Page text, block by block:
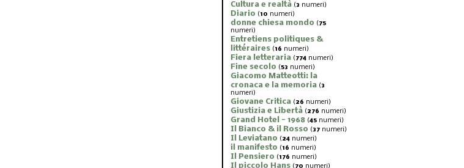
Cultura e realtà (3 numeri)
Diario (10 numeri)
donne chiesa mondo (75
numeri)
Entretiens politiques &
littéraires (16 numeri)
Fiera letteraria (774 numeri)
Fine secolo (53 numeri)
Giacomo Matteotti: la
cronaca e la memoria (3
numeri)
Giovane Critica (26 numeri)
Giustizia e Libertà (276 numeri)
Grand Hotel - 1968 (45 numeri)
Il Bianco & il Rosso (37 numeri)
Il Leviatano (24 numeri)
il manifesto (16 numeri)
Il Pensiero (176 numeri)
Il piccolo Hans (70 numeri)